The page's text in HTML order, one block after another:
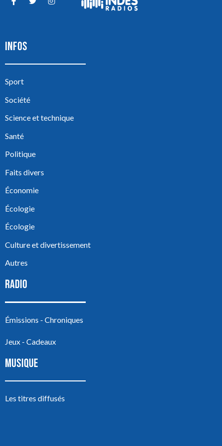
INFOS
Sport
Société
Science et technique
Santé
Politique
Faits divers
Économie
Écologie
Écologie
Culture et divertissement
Autres
RADIO
Émissions - Chroniques
Jeux - Cadeaux
MUSIQUE
Les titres diffusés